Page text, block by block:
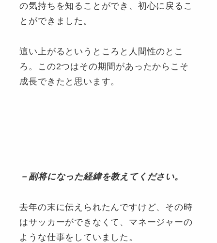
の気持ちを知ることができ、初心に戻るこ
とができました。
這い上がるというところと人間性のとこ
ろ。この2つはその期間があったからこそ
成長できたと思います。
－副将になった経緯を教えてください。
去年の末に伝えられたんですけど、その時
はサッカーができなくて、マネージャーの
ような仕事をしていました。